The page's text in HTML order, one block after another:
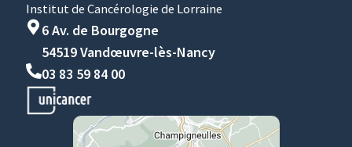
Institut de Cancérologie de Lorraine
6 Av. de Bourgogne
54519 Vandœuvre-lès-Nancy
03 83 59 84 00